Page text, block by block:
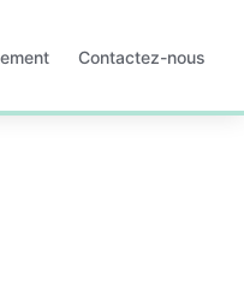
Contactez-nous